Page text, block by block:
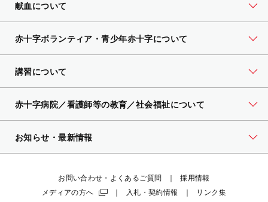
献血について
赤十字ボランティア・青少年赤十字について
講習について
赤十字病院／看護師等の教育／社会福祉について
お知らせ・最新情報
お問い合わせ・よくあるご質問
採用情報
メディアの方へ
入札・契約情報
リンク集